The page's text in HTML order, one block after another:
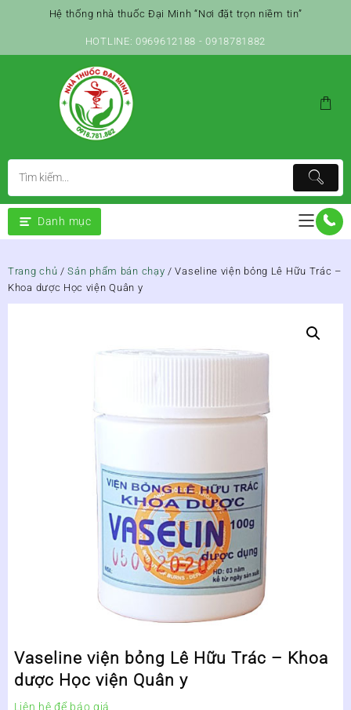
Hệ thống nhà thuốc Đại Minh “Nơi đặt trọn niềm tin”
HOTLINE: 0969612188 - 0918781882
Danh mục
Trang chủ /Sản phẩm bán chạy / Vaseline viện bỏng Lê Hữu Trác –
Khoa dược Học viện Quân y
Vaseline viện bỏng Lê Hữu Trác – Khoa
dược Học viện Quân y
Liên hệ để báo giá